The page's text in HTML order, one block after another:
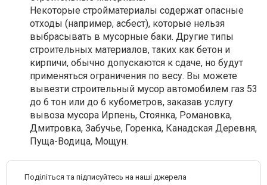
Некоторые стройматериалы содержат опасные
отходы (например, асбест), которые нельзя
выбрасывать в мусорные баки. Другие типы
строительных материалов, таких как бетон и
кирпичи, обычно допускаются к сдаче, но будут
применяться ограничения по весу. Вы можете
вывезти строительный мусор автомобилем газ 53
до 6 тон или до 6 кубометров, заказав услугу
вывоза мусора Ирпень, Стоянка, Романовка,
Дмитровка, Забучье, Горенка, Канадская Деревня,
Пуща-Водица, Мощун.
Поділіться та підписуйтесь на наші джерела